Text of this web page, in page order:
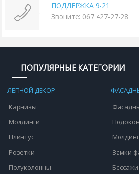
ПОДДЕРЖКА 9-21
Звоните: 067 427-27-28
ПОПУЛЯРНЫЕ КАТЕГОРИИ
ЛЕПНОЙ ДЕКОР
Карнизы
Молдинги
Плинтус
Розетки
Полуколонны
Замки